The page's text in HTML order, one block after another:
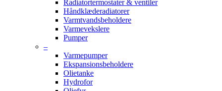
Radiatortermostater & ventiler
Håndklæderadiatorer
Varmtvandsbeholdere
Varmevekslere
Pumper
–
Varmepumper
Ekspansionsbeholdere
Olietanke
Hydrofor